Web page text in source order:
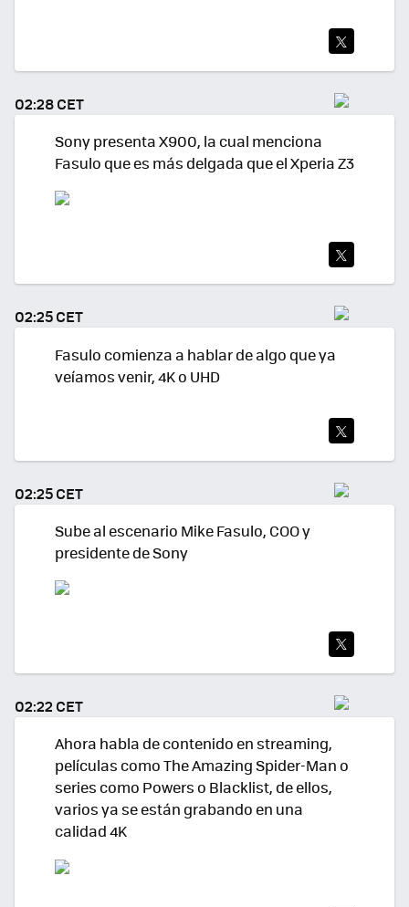
TEA
R
02:28 CET
Sony presenta X900, la cual menciona
Fasulo que es más delgada que el Xperia Z3
TWI
TEA
R
02:25 CET
Fasulo comienza a hablar de algo que ya
veíamos venir, 4K o UHD
TEA
R
02:25 CET
Sube al escenario Mike Fasulo, COO y
presidente de Sony
TWI
TEA
R
02:22 CET
Ahora habla de contenido en streaming,
películas como The Amazing Spider-Man o
series como Powers o Blacklist, de ellos,
varios ya se están grabando en una
calidad 4K